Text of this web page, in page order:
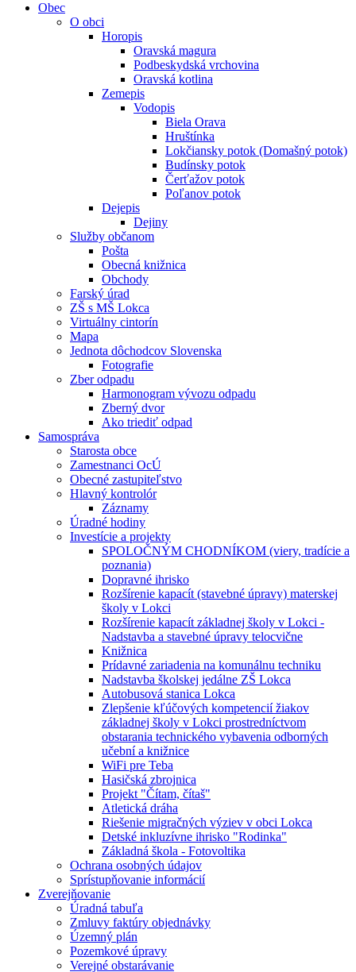
Obec
O obci
Horopis
Oravská magura
Podbeskydská vrchovina
Oravská kotlina
Zemepis
Vodopis
Biela Orava
Hruštínka
Lokčiansky potok (Domašný potok)
Budínsky potok
Čerťažov potok
Poľanov potok
Dejepis
Dejiny
Služby občanom
Pošta
Obecná knižnica
Obchody
Farský úrad
ZŠ s MŠ Lokca
Virtuálny cintorín
Mapa
Jednota dôchodcov Slovenska
Fotografie
Zber odpadu
Harmonogram vývozu odpadu
Zberný dvor
Ako triediť odpad
Samospráva
Starosta obce
Zamestnanci OcÚ
Obecné zastupiteľstvo
Hlavný kontrolór
Záznamy
Úradné hodiny
Investície a projekty
SPOLOČNÝM CHODNÍKOM (viery, tradície a
poznania)
Dopravné ihrisko
Rozšírenie kapacít (stavebné úpravy) materskej
školy v Lokci
Rozšírenie kapacít základnej školy v Lokci -
Nadstavba a stavebné úpravy telocvične
Knižnica
Prídavné zariadenia na komunálnu techniku
Nadstavba školskej jedálne ZŠ Lokca
Autobusová stanica Lokca
Zlepšenie kľúčových kompetencií žiakov
základnej školy v Lokci prostredníctvom
obstarania technického vybavenia odborných
učební a knižnice
WiFi pre Teba
Hasičská zbrojnica
Projekt "Čítam, čítaš"
Atletická dráha
Riešenie migračných výziev v obci Lokca
Detské inkluzívne ihrisko "Rodinka"
Základná škola - Fotovoltika
Ochrana osobných údajov
Sprístupňovanie informácií
Zverejňovanie
Úradná tabuľa
Zmluvy faktúry objednávky
Územný plán
Pozemkové úpravy
Verejné obstarávanie